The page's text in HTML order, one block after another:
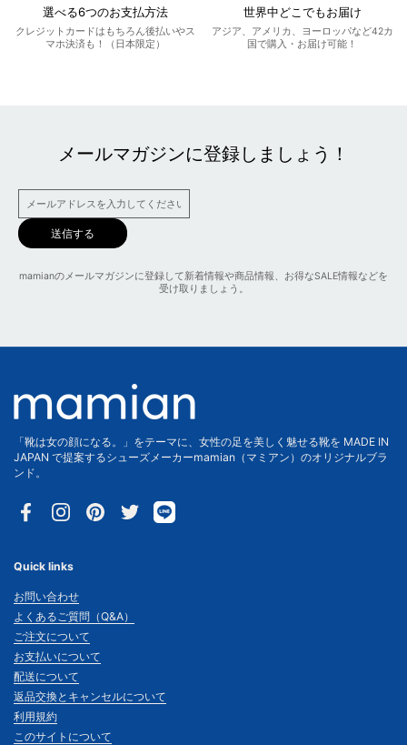
選べる6つのお支払方法
クレジットカードはもちろん後払いやス
マホ決済も！（日本限定）
世界中どこでもお届け
アジア、アメリカ、ヨーロッパなど42カ
国で購入・お届け可能！
メールマガジンに登録しましょう！
送信する
mamianのメールマガジンに登録して新着情報や商品情報、お得なSALE情報などを
受け取りましょう。
「靴は女の顔になる。」をテーマに、女性の足を美しく魅せる靴を MADE IN
JAPAN で提案するシューズメーカーmamian（マミアン）のオリジナルブラ
ンド。
FacebookInstagramPinterestTwitter
Quick links
お問い合わせ
よくあるご質問（Q&A）
ご注文について
お支払いについて
配送について
返品交換とキャンセルについて
利用規約
このサイトについて